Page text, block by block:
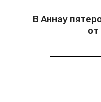
В Аннау
от